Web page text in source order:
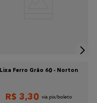
Lixa Ferro Grão 60 - Norton
R$ 3,30